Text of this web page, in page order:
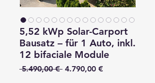
5,52 kWp Solar-Carport
Bausatz – für 1 Auto, inkl.
12 bifaciale Module
5.490,00 € Standardpreis
4.790,00 €